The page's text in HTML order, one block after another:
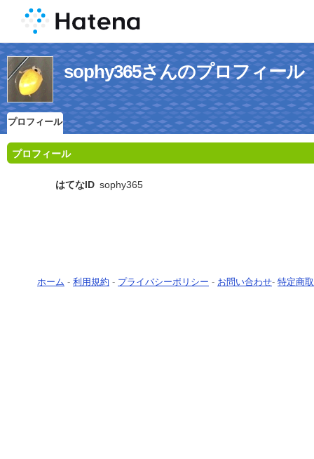
sophy365さんのプロフィール
プロフィール
プロフィール
はてなID sophy365
ホーム - 利用規約 - プライバシーポリシー - お問い合わせ- 特定商